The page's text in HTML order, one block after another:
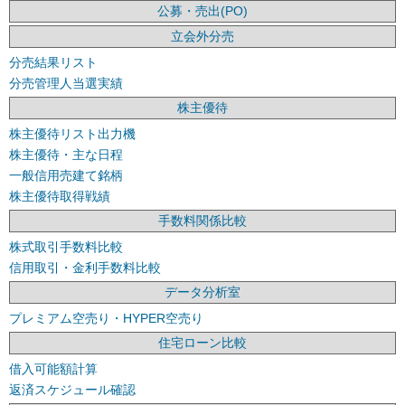
公募・売出(PO)
立会外分売
分売結果リスト
分売管理人当選実績
株主優待
株主優待リスト出力機
株主優待・主な日程
一般信用売建て銘柄
株主優待取得戦績
手数料関係比較
株式取引手数料比較
信用取引・金利手数料比較
データ分析室
プレミアム空売り・HYPER空売り
住宅ローン比較
借入可能額計算
返済スケジュール確認